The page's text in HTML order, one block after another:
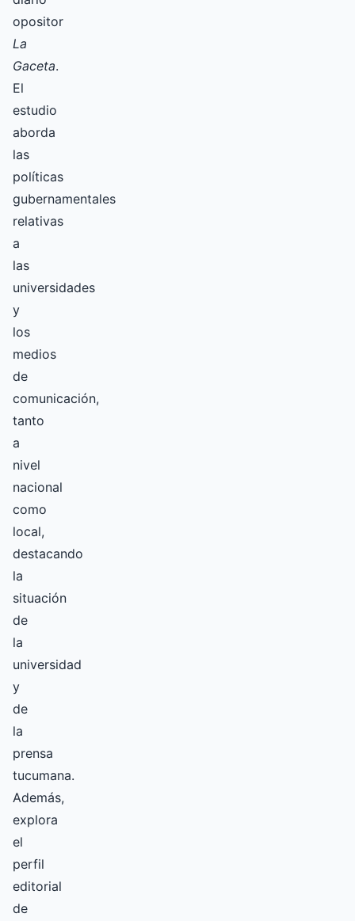
opositor
La
Gaceta.
El
estudio
aborda
las
políticas
gubernamentales
relativas
a
las
universidades
y
los
medios
de
comunicación,
tanto
a
nivel
nacional
como
local,
destacando
la
situación
de
la
universidad
y
de
la
prensa
tucumana.
Además,
explora
el
perfil
editorial
de